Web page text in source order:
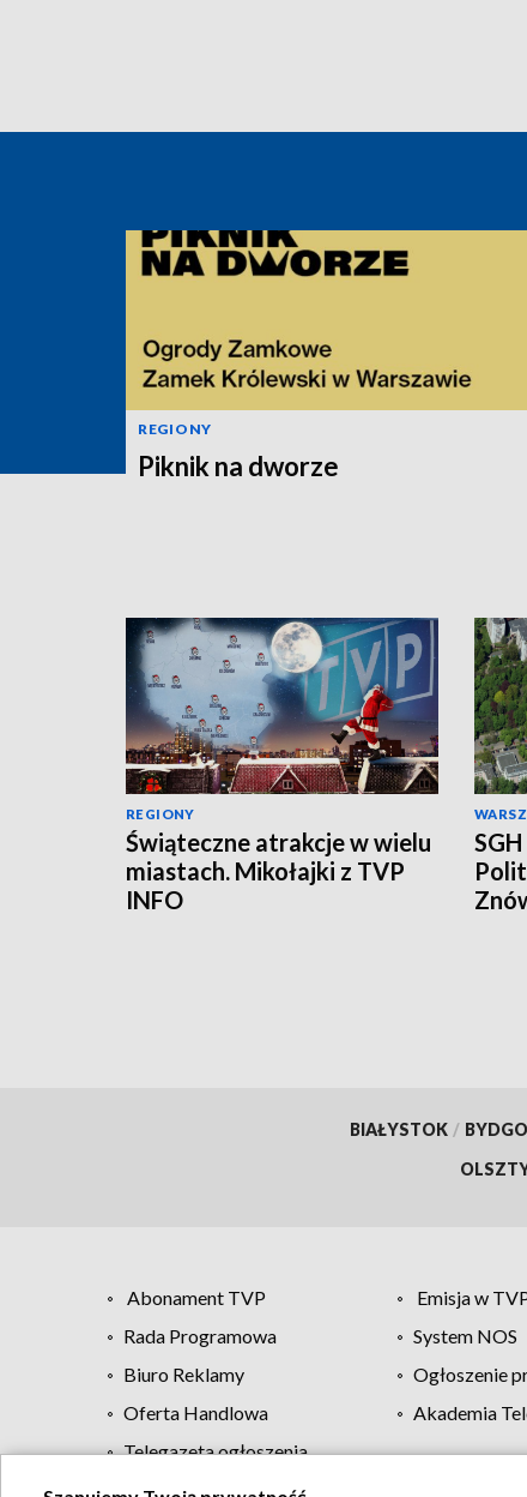
REGIONY
Piknik na dworze
REGIONY
Świąteczne atrakcje w wielu
miastach. Mikołajki z TVP
INFO
BIAŁYSTOK /
Abonament TVP Emisja w
Rada Programowa
System NOS
Biuro Reklamy
Ogłoszenie
Oferta Handlowa
Akademia
Telegazeta ogłoszenia